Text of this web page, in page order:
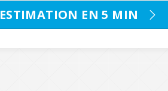
ESTIMATION EN 5 MIN